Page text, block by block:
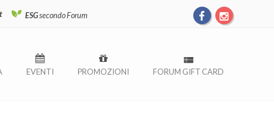
ESGsecondo Forum
EVENTI PROMOZIONI FORUM GIFT CARD